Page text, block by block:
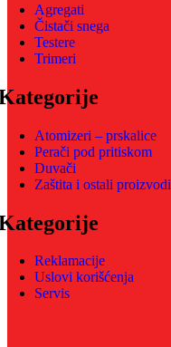
Agregati
Čistači snega
Testere
Trimeri
Atomizeri – prskalice
Perači pod pritiskom
Duvači
Zaštita i ostali proizvodi
Reklamacije
Uslovi korišćenja
Servis